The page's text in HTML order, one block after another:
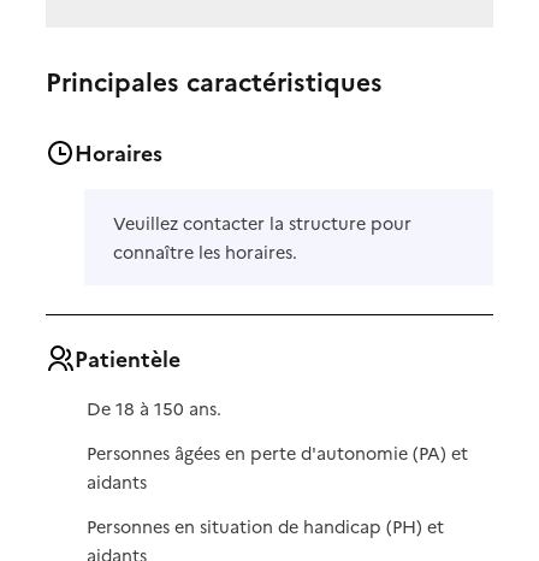
Principales caractéristiques
Horaires
Veuillez contacter la structure pour
connaître les horaires.
Patientèle
De 18 à 150 ans.
Personnes âgées en perte d'autonomie (PA) et
aidants
Personnes en situation de handicap (PH) et
aidants